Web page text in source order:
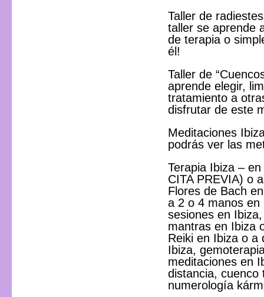
Taller de
taller se aprende
de terapia o
él!
Taller de
aprende elegir,
tratamiento a
disfrutar de este
Meditaciones
podrás ver las
Terapia Ibiza –
CITA PREVIA) o
Flores de Bach
a 2 o 4 manos
sesiones en
mantras en Ibiza
Reiki en Ibiza o a
Ibiza,
meditaciones en
distancia, cuenco
numerología